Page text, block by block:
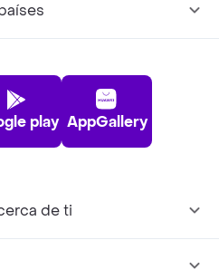
play AppGallery
de ti